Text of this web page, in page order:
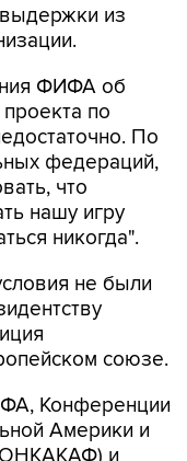
из
ФИФА об
по
По
федераций,
что
нашу игру
никогда".
не были
союзе.
Конференции
Америки и